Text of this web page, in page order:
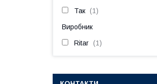
Так 1
Виробник
Ritar 1